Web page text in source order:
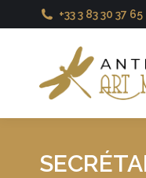
+33 3 83 30 37 65